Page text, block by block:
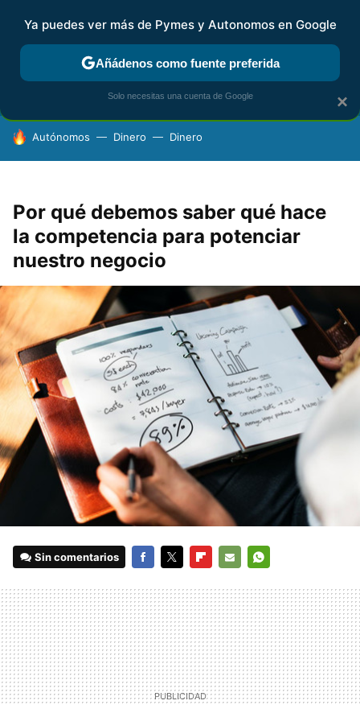
FISCALIDAD Y CONTABILIDAD KIT DIGITAL RENTA
HOY SE HABLA DE
Autónomos Dinero Dinero
Por qué debemos saber qué hace
la competencia para potenciar
nuestro negocio
Sin comentarios
MAIL
×
Ya puedes ver más de Pymes y Autonomos en Google
Añádenos como fuente preferida
Solo necesitas una cuenta de Google